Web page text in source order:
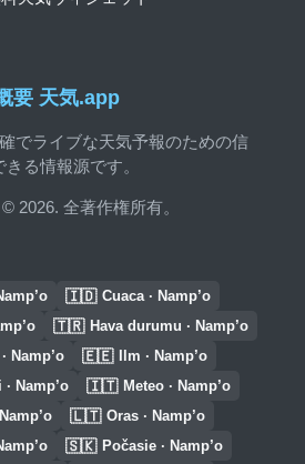
要 天気.app
でライブな天気予報のための信
きる情報源です。
2026. 全著作権所有。
🇮🇩 Cuaca · Namp’o
🇹🇷 Hava durumu · Namp’o
Namp’o 🇪🇪 Ilm · Namp’o
Namp’o 🇮🇹 Meteo · Namp’o
🇱🇹 Oras · Namp’o
🇸🇰 Počasie · Namp’o